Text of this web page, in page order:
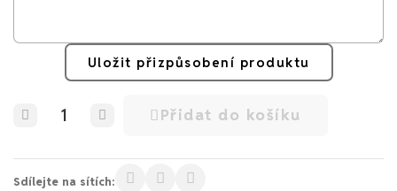
Uložit přizpůsobení produktu
Přidat do košíku
Sdílejte na sítích: